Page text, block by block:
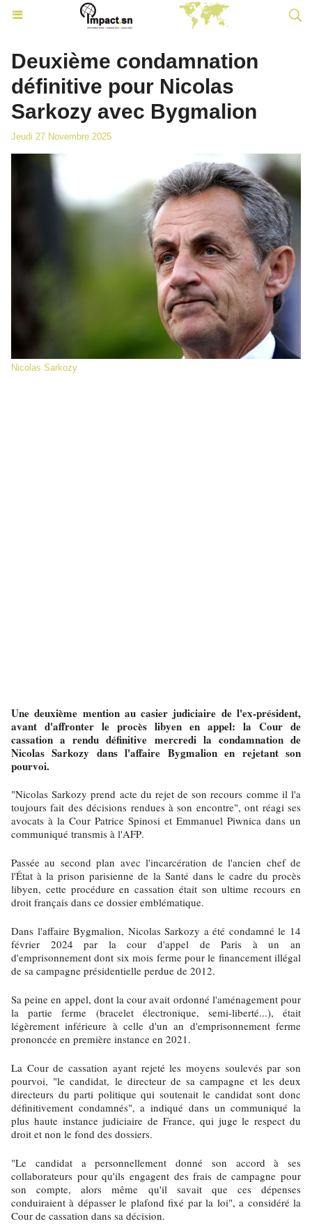
Deuxième condamnation
définitive pour Nicolas
Sarkozy avec Bygmalion
Jeudi 27 Novembre 2025
Nicolas Sarkozy
Une deuxième mention au casier judiciaire de l'ex-président,
avant d'affronter le procès libyen en appel: la Cour de
cassation a rendu définitive mercredi la condamnation de
Nicolas Sarkozy dans l'affaire Bygmalion en rejetant son
pourvoi.
"Nicolas Sarkozy prend acte du rejet de son recours comme il l'a
toujours fait des décisions rendues à son encontre", ont réagi ses
avocats à la Cour Patrice Spinosi et Emmanuel Piwnica dans un
communiqué transmis à l'AFP.
Passée au second plan avec l'incarcération de l'ancien chef de
l'État à la prison parisienne de la Santé dans le cadre du procès
libyen, cette procédure en cassation était son ultime recours en
droit français dans ce dossier emblématique.
Dans l'affaire Bygmalion, Nicolas Sarkozy a été condamné le 14
février 2024 par la cour d'appel de Paris à un an
d'emprisonnement dont six mois ferme pour le financement illégal
de sa campagne présidentielle perdue de 2012.
Sa peine en appel, dont la cour avait ordonné l'aménagement pour
la partie ferme (bracelet électronique, semi-liberté...), était
légèrement inférieure à celle d'un an d'emprisonnement ferme
prononcée en première instance en 2021.
La Cour de cassation ayant rejeté les moyens soulevés par son
pourvoi, "le candidat, le directeur de sa campagne et les deux
directeurs du parti politique qui soutenait le candidat sont donc
définitivement condamnés", a indiqué dans un communiqué la
plus haute instance judiciaire de France, qui juge le respect du
droit et non le fond des dossiers.
"Le candidat a personnellement donné son accord à ses
collaborateurs pour qu'ils engagent des frais de campagne pour
son compte, alors même qu'il savait que ces dépenses
conduiraient à dépasser le plafond fixé par la loi", a considéré la
Cour de cassation dans sa décision.